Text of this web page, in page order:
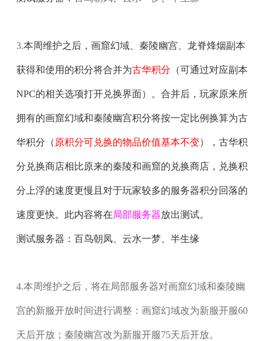
3.本周维护之后， 画窟幻域、秦陵幽宫、龙脊烽烟副本
获得和使用的积分将合并为古华积分 （可通过对应副本
NPC的相关选项打开兑换界面） 。合并后，玩家原来所
拥有的画窟幻域和秦陵幽宫积分将按一定比例换算为古
华积分（ 原积分可兑换的物品价值基本不变），古华积
分兑换商店相比原来的秦陵和画窟的兑换商店，兑换积
分上浮的速度更慢且对于玩家较多的服务器积分回落的
速度更快。此内容将在局部服务器放出测试。
测试服务器： 百鸟朝凤、 云水一梦、 半生缘
4.本周维护之后，将在局部服务器对画窟幻域和秦陵幽
宫的新服开放时间进行调整：画窟幻域改为新服开服60
天后开放；秦陵幽宫改为新服开服75天后开放。